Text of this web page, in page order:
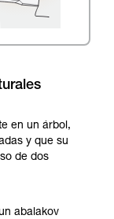
en un árbol,
y que su
de dos
abalakov